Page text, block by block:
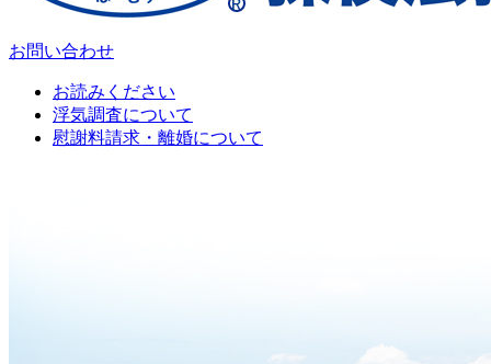
お問い合わせ
お読みください
浮気調査について
慰謝料請求・離婚について